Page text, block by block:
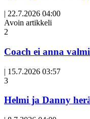
| 22.7.2026 04:00
Avoin artikkeli
2
Coach ei anna
| 15.7.2026 03:57
3
Helmi ja Danny